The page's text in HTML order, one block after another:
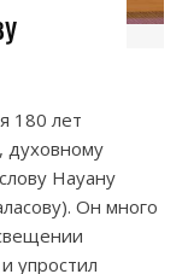
180 лет
духовному
Науану
Он много
упростил